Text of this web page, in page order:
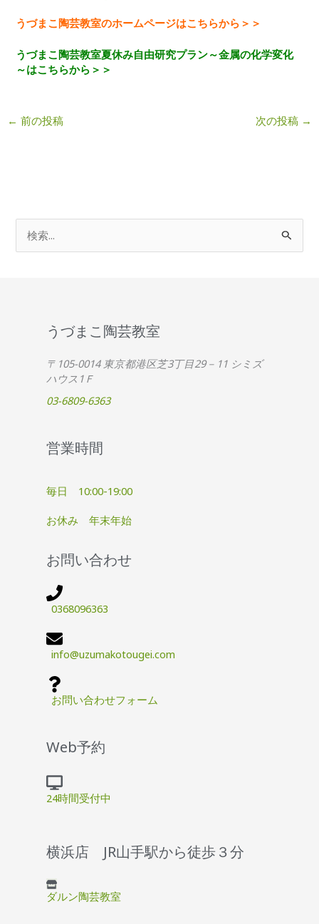
うづまこ陶芸教室のホームページはこちらから＞＞
うづまこ陶芸教室夏休み自由研究プラン～金属の化学変化
～はこちらから＞＞
← 前の投稿 次の投稿 →
うづまこ陶芸教室
〒105-0014 東京都港区芝3丁目29－11 シミズ
ハウス1Ｆ
03-6809-6363
営業時間
毎日 10:00-19:00
お休み 年末年始
お問い合わせ
0368096363
info@uzumakotougei.com
お問い合わせフォーム
Web予約
24時間受付中
横浜店 JR山手駅から徒歩３分
ダルン陶芸教室